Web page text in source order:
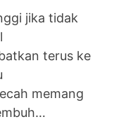
jika tidak
terus ke
memang